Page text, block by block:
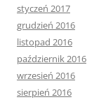
styczeń 2017
grudzień 2016
listopad 2016
październik 2016
wrzesień 2016
sierpień 2016